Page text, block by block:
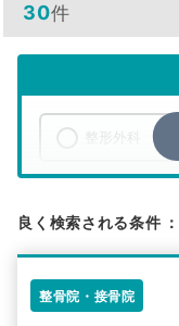
30件
良く検索される条件 ：
整骨院・接骨院